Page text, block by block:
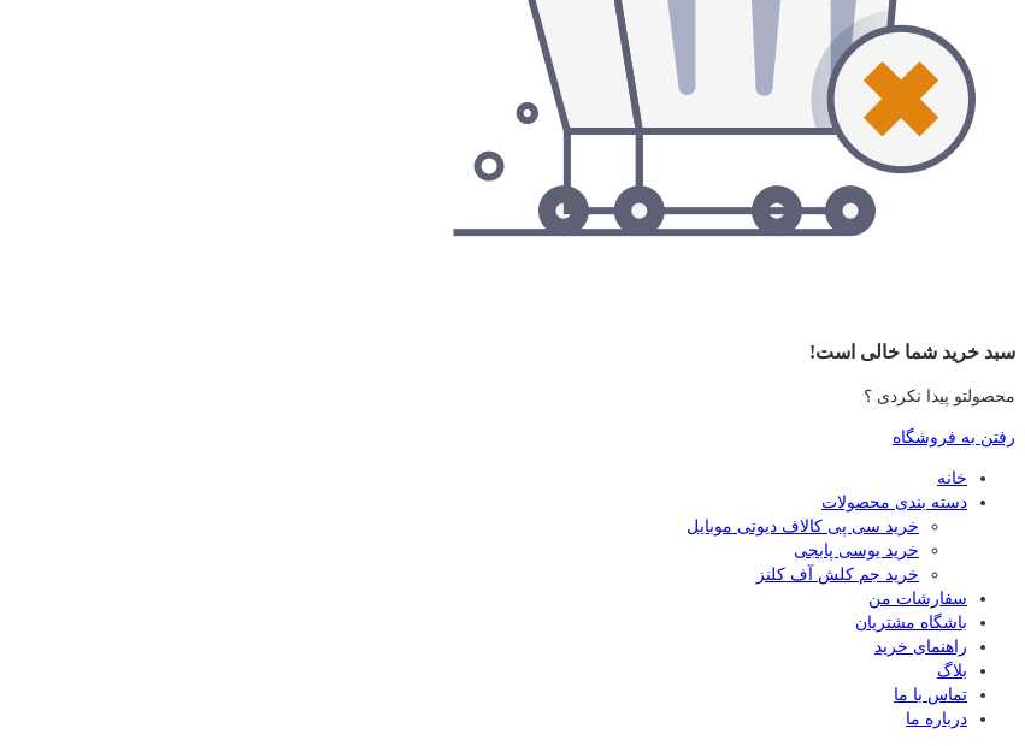
سبد خرید شما خالی است!
محصولتو پیدا نکردی ؟
رفتن به فروشگاه
خانه
دسته بندی محصولات
خرید سی پی کالاف دیوتی موبایل
خرید یوسی پابجی
خرید جم کلش آف کلنز
سفارشات من
باشگاه مشتریان
راهنمای خرید
بلاگ
تماس با ما
درباره ما